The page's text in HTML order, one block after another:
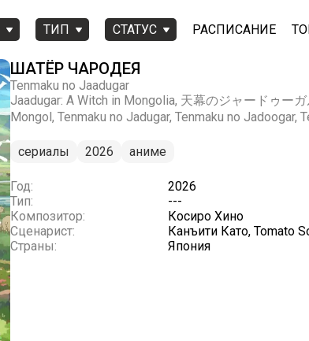
ТИП СТАТУС РАСПИСАНИЕ
ШАТЁР ЧАРОДЕЯ
Tenmaku no Jaadugar
Jaadugar: A Witch in Mongolia, 天幕のジャードゥ
Mongol, Tenmaku no Jadugar, Tenmaku no Jadoogar,
сериалы 2026 аниме
Год:
2026
Тип:
---
Композитор:
Косиро Хино
Сценарист:
Канъити Като, Tomato
Страны:
Япония